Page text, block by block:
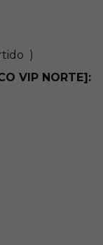
)
VIP NORTE]: